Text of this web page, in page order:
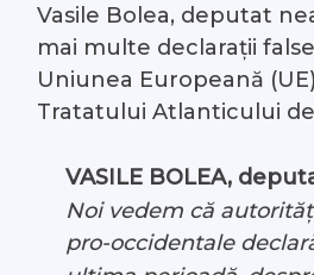
#Arhivă LIVE
Despre noi
Contacte
Vasile Bolea, deputat
mai multe declarații
Uniunea Europeană
Tratatului Atlanticului de
VASILE BOLEA,
Noi vedem că
pro-occidentale